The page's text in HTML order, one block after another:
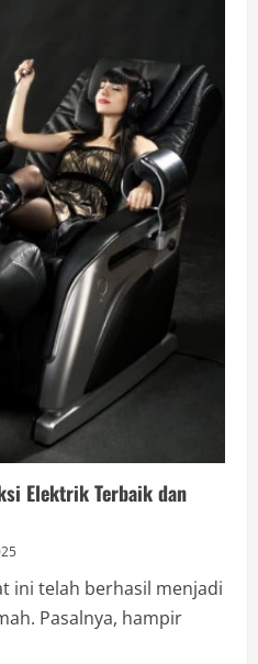
Elektrik Terbaik dan
ini telah berhasil menjadi
Pasalnya, hampir